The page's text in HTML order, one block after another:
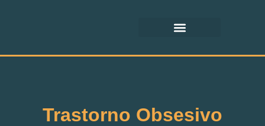
Trastorno Obsesivo